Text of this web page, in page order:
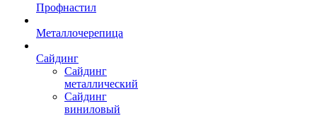
Профнастил
Металлочерепица
Сайдинг
Сайдинг
металлический
Сайдинг
виниловый